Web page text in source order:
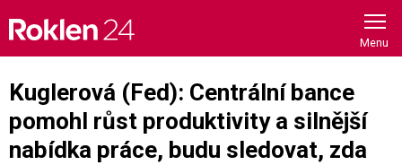
content
Kuglerová (Fed): Centrální bance
pomohl růst produktivity a silnější
nabídka práce, budu sledovat, zda